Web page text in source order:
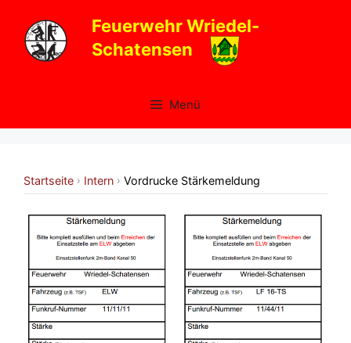
Inhalt
springen
Feuerwehr Wriedel-
Schatensen
Menü
Startseite › Intern › Vordrucke Stärkemeldung